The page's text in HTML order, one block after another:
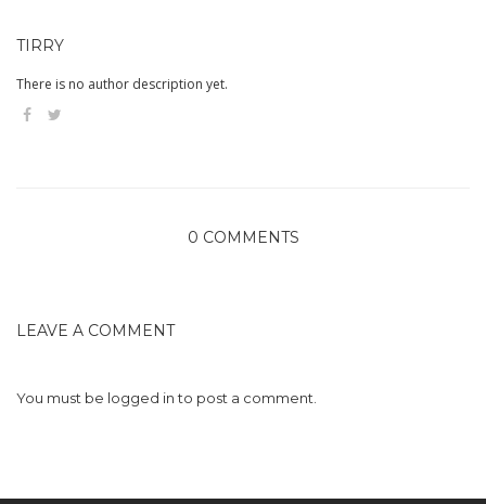
TIRRY
There is no author description yet.
0 COMMENTS
LEAVE A COMMENT
You must be logged into post a comment.